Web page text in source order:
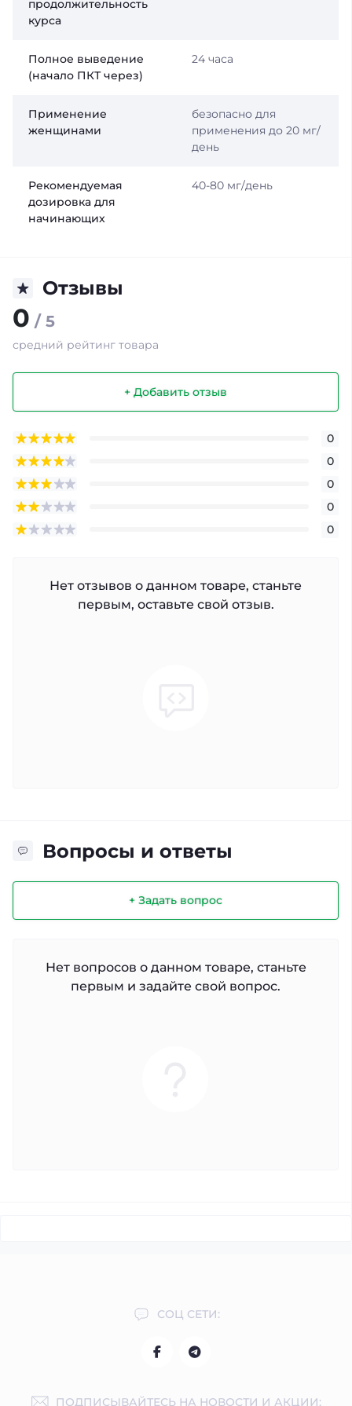
продолжительность
курса
Полное выведение
(начало ПКТ через)
24 часа
Применение
женщинами
безопасно для
применения до 20 мг/
день
Рекомендуемая
дозировка для
начинающих
40-80 мг/день
Отзывы
0 / 5
средний рейтинг товара
+ Добавить отзыв
0
0
0
0
0
Нет отзывов о данном товаре, станьте
первым, оставьте свой отзыв.
Вопросы и ответы
+ Задать вопрос
Нет вопросов о данном товаре, станьте
первым и задайте свой вопрос.
СОЦ СЕТИ:
ПОДПИСЫВАЙТЕСЬ НА НОВОСТИ И АКЦИИ: